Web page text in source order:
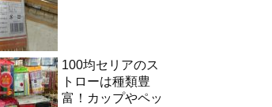
100均セリアのス
トローは種類豊
富！カップやペッ